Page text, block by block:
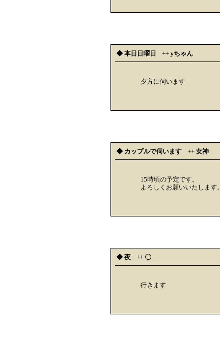
◆ 本日日曜日 ++ yちゃん
夕方に伺います
◆ カップルで伺います ++ 女神
15時頃の予定です。
よろしくお願いいたします
◆ 夜 ++ 〇
行きます